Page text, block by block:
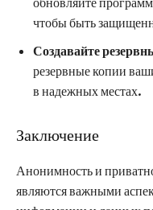
чтобы быть
Создавайте
резервные копии
в надежных местах.
Заключение
Анонимность и
являются важными